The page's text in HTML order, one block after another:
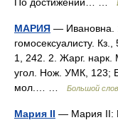
МАРИЯ — Ивановна.
гомосексуалисту.
1, 242. 2. Жарг. нарк.
угол. Нож. УМК, 123;
мол.… …
Большой
Мария II — Мария II: